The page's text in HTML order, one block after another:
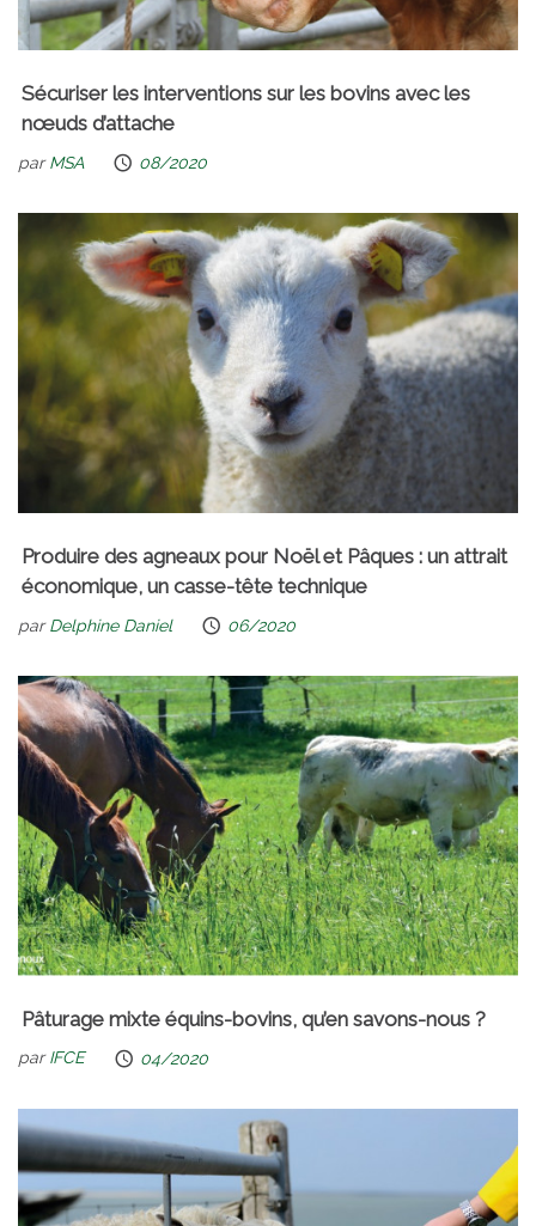
Sécuriser les interventions sur les bovins avec les
nœuds d’attache
parMSA 08/2020
Produire des agneaux pour Noël et Pâques : un attrait
économique, un casse-tête technique
parDelphine Daniel 06/2020
Pâturage mixte équins-bovins, qu’en savons-nous ?
parIFCE 04/2020